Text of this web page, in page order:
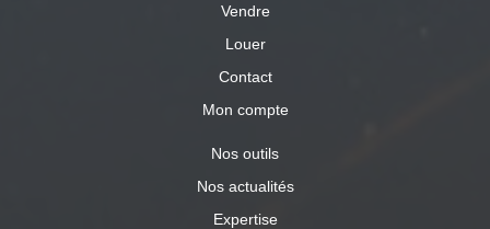
Vendre
Louer
Contact
Mon compte
Nos outils
Nos actualités
Expertise